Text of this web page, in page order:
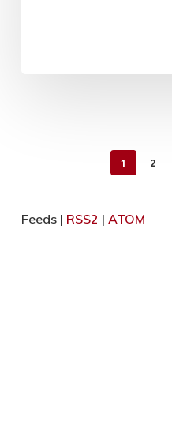
1 2
Feeds | RSS2 | ATOM